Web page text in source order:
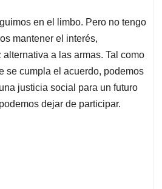
en el limbo. Pero no tengo
mantener el interés,
a las armas. Tal como
se cumpla el acuerdo, podemos
justicia social para un futuro
dejar de participar.